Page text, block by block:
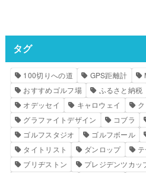
タグ
100切りへの道 GPS距離計
おすすめゴルフ場
ふるさと納税
オデッセイ
キャロウェイ
グラファイトデザイン
コブラ
ゴルフスタジオ
ゴルフボール
タイトリスト
ダンロップ
ブリヂストン
プレジデンツカッ